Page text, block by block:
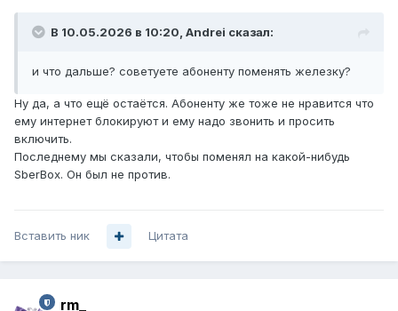
В 10.05.2026 в 10:20, Andrei сказал:
и что дальше? советуете абоненту поменять железку?
Ну да, а что ещё остаётся. Абоненту же тоже не нравится что
ему интернет блокируют и ему надо звонить и просить
включить.
Последнему мы сказали, чтобы поменял на какой-нибудь
SberBox. Он был не против.
Вставить ник Цитата
rm_